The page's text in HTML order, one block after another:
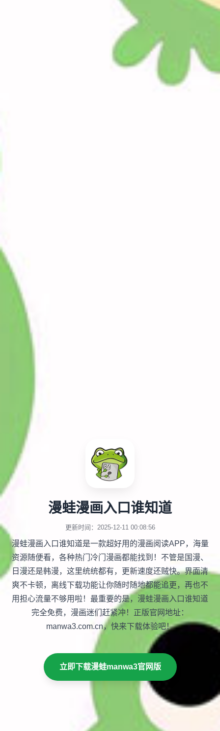
漫蛙漫画入口谁知道
更新时间：2025-12-11 00:08:56
漫蛙漫画入口谁知道是一款超好用的漫画阅读APP，海量
资源随便看，各种热门冷门漫画都能找到！不管是国漫、
日漫还是韩漫，这里统统都有，更新速度还贼快。界面清
爽不卡顿，离线下载功能让你随时随地都能追更，再也不
用担心流量不够用啦！最重要的是，漫蛙漫画入口谁知道
完全免费，漫画迷们赶紧冲！正版官网地址：
manwa3.com.cn，快来下载体验吧！
立即下载漫蛙manwa3官网版